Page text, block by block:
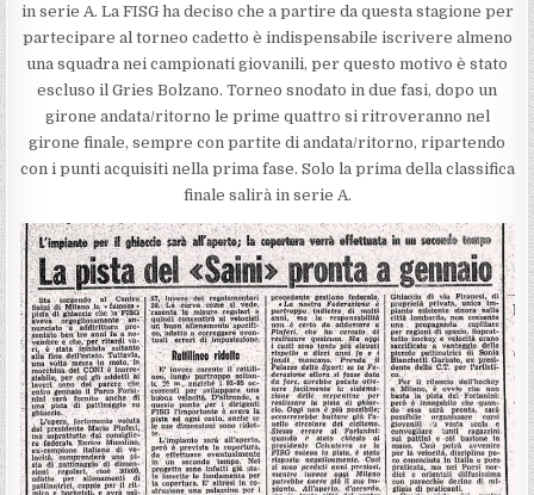
in serie A. La FISG ha deciso che a partire da questa stagione per
partecipare al torneo cadetto è indispensabile iscrivere almeno
una squadra nei campionati giovanili, per questo motivo è stato
escluso il Gries Bolzano. Torneo snodato in due fasi, dopo un
girone andata/ritorno le prime quattro si ritroveranno nel
girone finale, sempre con partite di andata/ritorno, ripartendo
con i punti acquisiti nella prima fase. Solo la prima della classifica
finale salirà in serie A.